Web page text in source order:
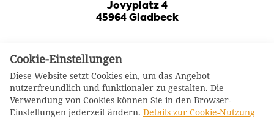
Jovyplatz 4
45964 Gladbeck
Log-In Mitglieder
Cookie-Einstellungen
Diese Website setzt Cookies ein, um das Angebot
nutzerfreundlich und funktionaler zu gestalten. Die
Verwendung von Cookies können Sie in den Browser-
Einstellungen jederzeit ändern. Details zur Cookie-Nutzung